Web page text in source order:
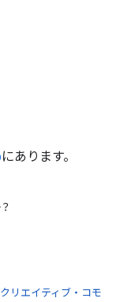
にあります。
クリエイティブ・コモ